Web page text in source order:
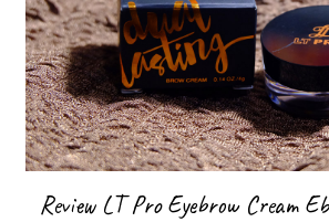
Review LT Pro Eyebrow Cream